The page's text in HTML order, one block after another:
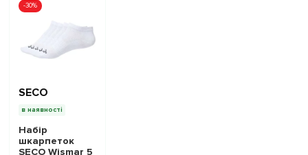
-30%
SECO
в наявності
Набір
шкарпеток
SECO Wismar 5